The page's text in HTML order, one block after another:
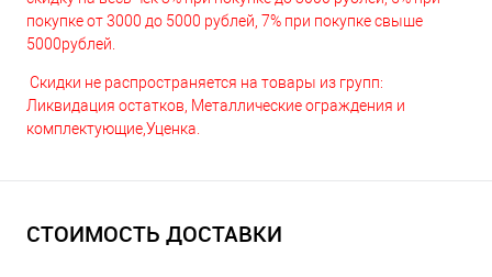
покупке от 3000 до 5000 рублей, 7% при покупке свыше
5000рублей.
Скидки не распространяется на товары из групп:
Ликвидация остатков, Металлические ограждения и
комплектующие,Уценка.
СТОИМОСТЬ ДОСТАВКИ